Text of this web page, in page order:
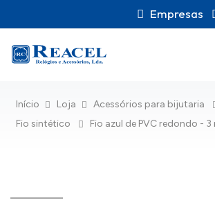
Empresas
Início Loja
Acessórios para bijutaria
Fio sintético
Fio azul de PVC redondo - 3